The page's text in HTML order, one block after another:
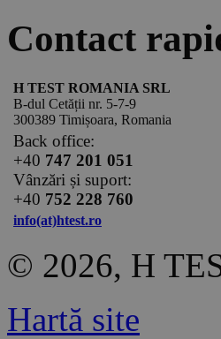
Contact
H TEST ROMANIA SRL
B-dul Cetății nr. 5-7-9
300389 Timișoara, Romania
Back office:
+40 747 201 051
Vânzări și suport:
+40 752 228 760
info(at)htest.ro
© 2026, H
Hartă site